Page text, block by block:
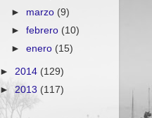
► marzo (9)
►febrero (10)
►enero (15)
► 2014 (129)
►2013 (117)